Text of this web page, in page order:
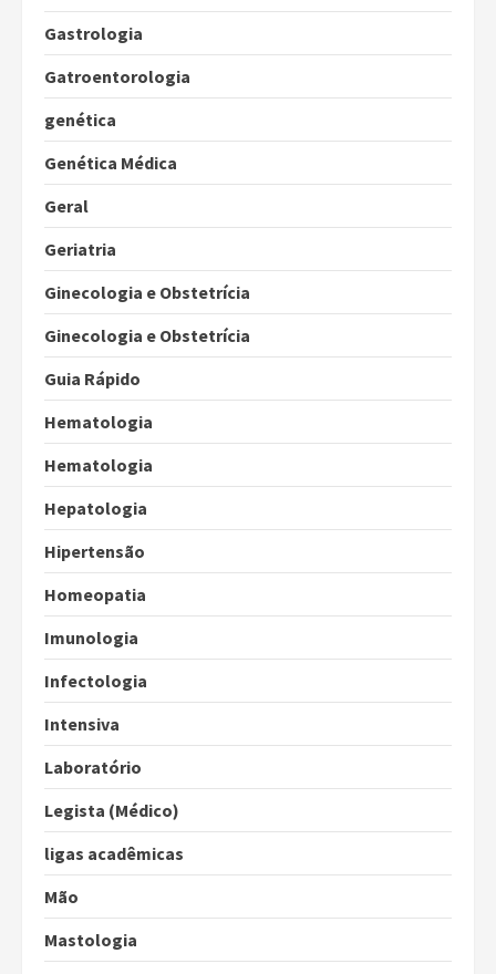
Gastrologia
Gatroentorologia
genética
Genética Médica
Geral
Geriatria
Ginecologia e Obstetrícia
Ginecologia e Obstetrícia
Guia Rápido
Hematologia
Hematologia
Hepatologia
Hipertensão
Homeopatia
Imunologia
Infectologia
Intensiva
Laboratório
Legista (Médico)
ligas acadêmicas
Mão
Mastologia